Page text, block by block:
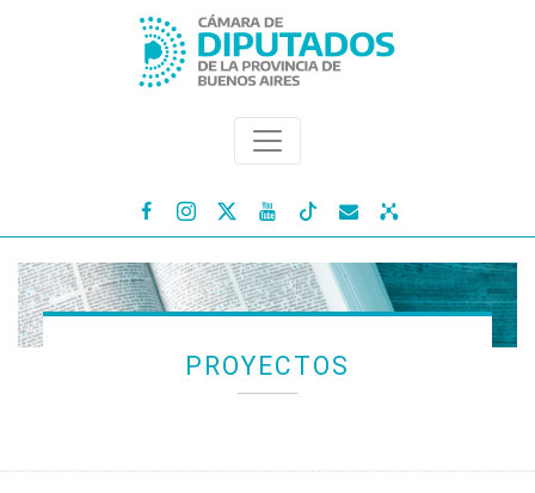
   
PROYECTOS